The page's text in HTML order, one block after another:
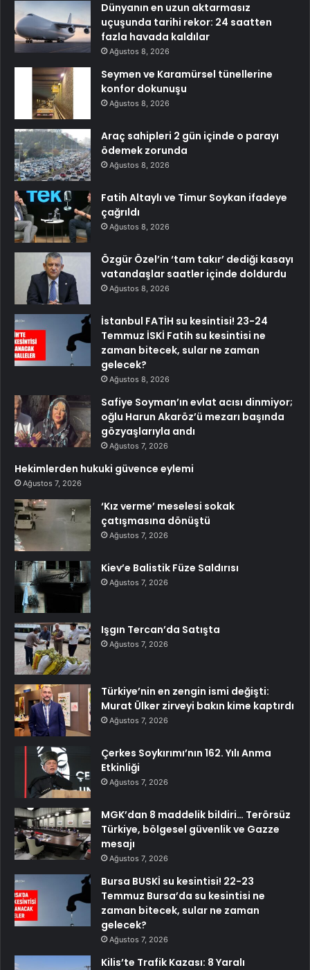
Dünyanın en uzun aktarmasız
uçuşunda tarihi rekor: 24 saatten
fazla havada kaldılar
Ağustos 8, 2026
Seymen ve Karamürsel tünellerine
konfor dokunuşu
Ağustos 8, 2026
Araç sahipleri 2 gün içinde o parayı
ödemek zorunda
Ağustos 8, 2026
Fatih Altaylı ve Timur Soykan ifadeye
çağrıldı
Ağustos 8, 2026
Özgür Özel’in ‘tam takır’ dediği kasayı
vatandaşlar saatler içinde doldurdu
Ağustos 8, 2026
İstanbul FATİH su kesintisi! 23-24
Temmuz İSKİ Fatih su kesintisi ne
zaman bitecek, sular ne zaman
gelecek?
Ağustos 8, 2026
Safiye Soyman’ın evlat acısı dinmiyor;
oğlu Harun Akaröz’ü mezarı başında
gözyaşlarıyla andı
Ağustos 7, 2026
Hekimlerden hukuki güvence eylemi
Ağustos 7, 2026
‘Kız verme’ meselesi sokak
çatışmasına dönüştü
Ağustos 7, 2026
Kiev’e Balistik Füze Saldırısı
Ağustos 7, 2026
Işgın Tercan’da Satışta
Ağustos 7, 2026
Türkiye’nin en zengin ismi değişti:
Murat Ülker zirveyi bakın kime kaptırdı
Ağustos 7, 2026
Çerkes Soykırımı’nın 162. Yılı Anma
Etkinliği
Ağustos 7, 2026
MGK’dan 8 maddelik bildiri… Terörsüz
Türkiye, bölgesel güvenlik ve Gazze
mesajı
Ağustos 7, 2026
Bursa BUSKİ su kesintisi! 22-23
Temmuz Bursa’da su kesintisi ne
zaman bitecek, sular ne zaman
gelecek?
Ağustos 7, 2026
Kilis’te Trafik Kazası: 8 Yaralı